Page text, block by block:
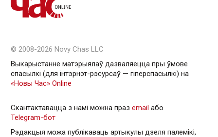
© 2008-2026 Novy Chas LLC
Выкарыстанне матэрыялаў дазваляецца пры ўмове
спасылкі (для інтэрнэт-рэсурсаў — гiперспасылкi) на
«Новы Час» Online
Скантактавацца з намі можна праз email або
Telegram-бот
Рэдакцыя можа публікаваць артыкулы дзеля палемікі,